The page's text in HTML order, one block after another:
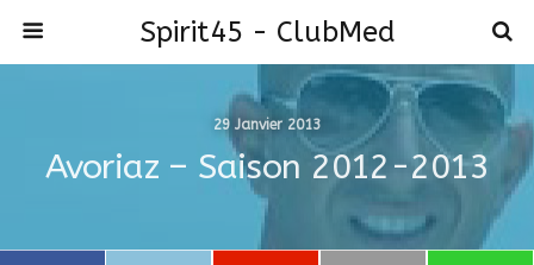
Spirit45 - ClubMed
29 Janvier 2013
Avoriaz – Saison 2012-2013